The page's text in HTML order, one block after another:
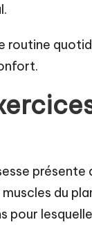
routine
du
pour